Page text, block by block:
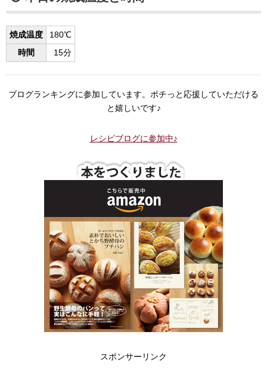
焼成温度
180℃
時間
15分
ブログランキングに参加しています。ポチっと応援していただける
と嬉しいです♪
レシピブログに参加中♪
スポンサーリンク